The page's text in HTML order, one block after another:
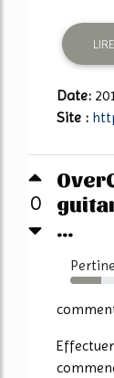
Date:
Site :
0
...
49%